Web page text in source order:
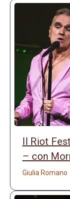
Il Riot
– con
Giulia Romano